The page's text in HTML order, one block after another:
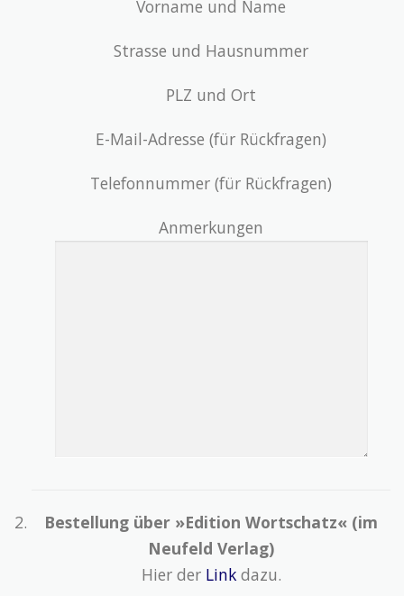
Vorname und Name
Strasse und Hausnummer
PLZ und Ort
E-Mail-Adresse (für Rückfragen)
Telefonnummer (für Rückfragen)
Anmerkungen
Bestellung über »Edition Wortschatz« (im
Neufeld Verlag)
Hier der Linkdazu.